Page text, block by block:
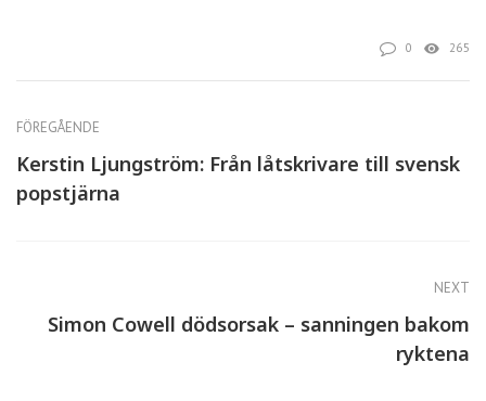
0 265
FÖREGÅENDE
Kerstin Ljungström: Från låtskrivare till svensk
popstjärna
NEXT
Simon Cowell dödsorsak – sanningen bakom
ryktena